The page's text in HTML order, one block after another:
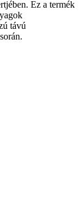
Ez a termék
távú